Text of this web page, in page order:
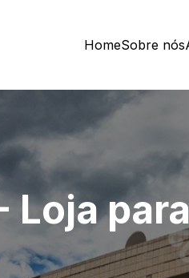
HomeSobre nós
Loja